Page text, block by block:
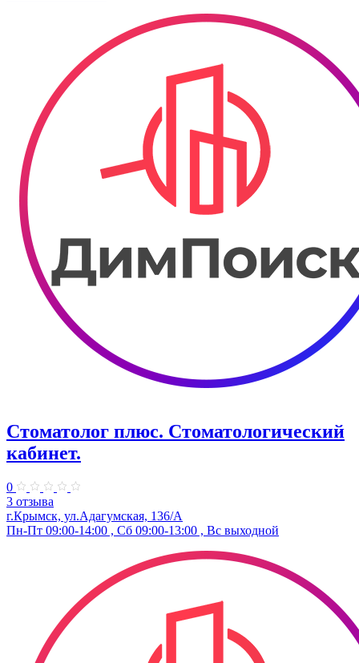
Стоматолог плюс. Стоматологический
кабинет.
0
3 отзыва
г.Крымск, ул.Адагумская, 136/А
Пн-Пт 09:00-14:00 , Сб 09:00-13:00 , Вс выходной